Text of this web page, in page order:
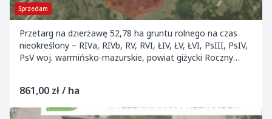
Sprzedam
Przetarg na dzierżawę 52,78 ha gruntu rolnego na czas
nieokreślony – RIVa, RIVb, RV, RVI, ŁIV, ŁV, ŁVI, PsIII, PsIV,
PsV woj. warmińsko-mazurskie, powiat giżycki Roczny
861,00 zł / ha